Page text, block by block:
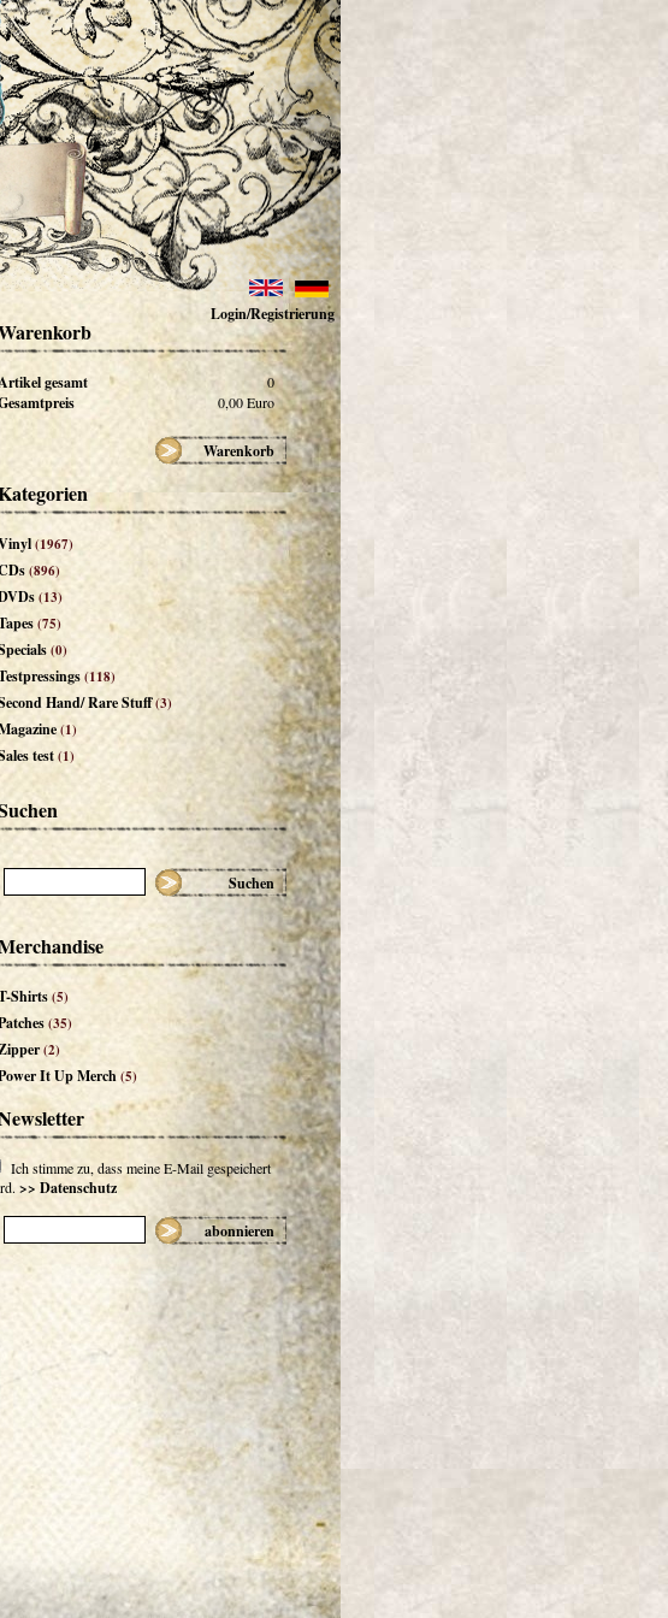
Login/Registrierung
gesamt 0
0,00Euro
Warenkorb
(1967)
(896)
(13)
(75)
(0)
(118)
Hand/ Rare Stuff(3)
(1)
test(1)
Suchen
Shirts(5)
(35)
(2)
It Up Merch(5)
Ich stimme zu, dass meine E-Mail gespeichert
>> Datenschutz
abonnieren